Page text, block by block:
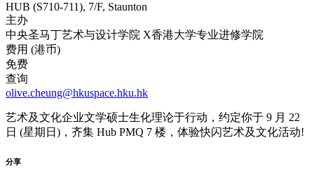
HUB (S710-711), 7/F, Staunton
主办
中央圣马丁艺术与设计学院 X香港大学专业进修学院
费用 (港币)
免费
查询
olive.cheung@hkuspace.hku.hk
艺术及文化企业文学硕士生化理论于行动，约定你于 9 月 22
日 (星期日)，齐集 Hub PMQ 7 楼，体验快闪艺术及文化活动!
分享